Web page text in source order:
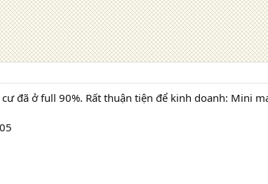
đã ở full 90%. Rất thuận tiện để kinh doanh: Mini